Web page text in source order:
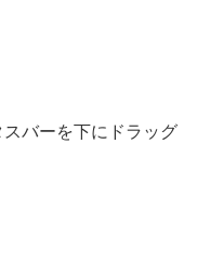
バーを下にドラッグ